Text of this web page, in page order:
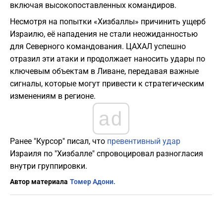
включая высокопоставленных командиров.
Несмотря на попытки «Хизбаллы» причинить ущерб
Израилю, её нападения не стали неожиданностью
для Северного командования. ЦАХАЛ успешно
отразил эти атаки и продолжает наносить удары по
ключевым объектам в Ливане, передавая важные
сигналы, которые могут привести к стратегическим
изменениям в регионе.
ad
Ранее "Курсор" писал, что превентивный удар
Израиля по "Хизбалле" спровоцировал разногласия
внутри группировки.
Автор материала Томер Адони.